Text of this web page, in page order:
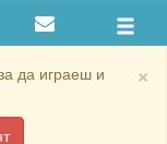
×
да играеш и